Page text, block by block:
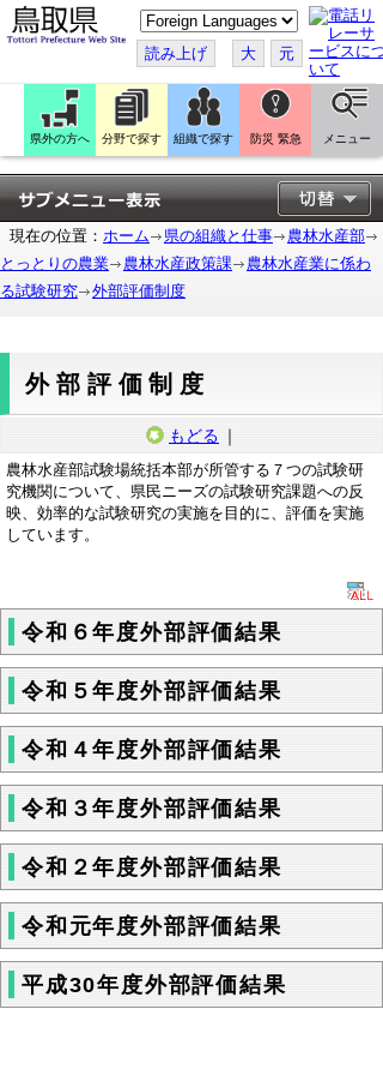
こ
の
ペ
ー
ジ
翻
訳
す
る
読み上げ 大 元
県外の方へ 分野で探す 組織で探す 防災 緊急 メニュー
現在の位置： ホーム 県の組織と仕事
農林水産部
とっとりの農業
農林水産政策課
農林水産業に係わ
る試験研究
外部評価制度
外部評価制度
もどる ｜
農林水産部試験場統括本部が所管する７つの試験研
究機関について、県民ニーズの試験研究課題への反
映、効率的な試験研究の実施を目的に、評価を実施
しています。
令和６年度外部評価結果
令和５年度外部評価結果
令和４年度外部評価結果
令和３年度外部評価結果
令和２年度外部評価結果
令和元年度外部評価結果
平成30年度外部評価結果